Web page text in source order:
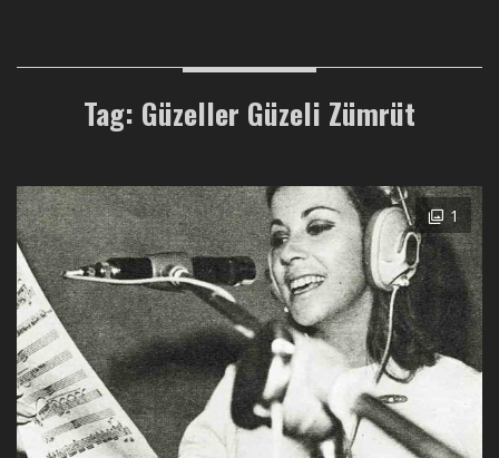
Tag: Güzeller Güzeli Zümrüt
1